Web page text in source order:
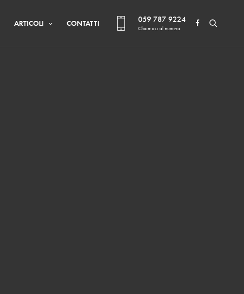
ARTICOLI CONTATTI 059 787 9224
Chiamaci al numero